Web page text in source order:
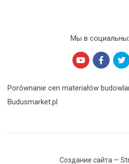
Мы в
Porównanie cen materiałów
Budusmarket.pl
Создание сайта —